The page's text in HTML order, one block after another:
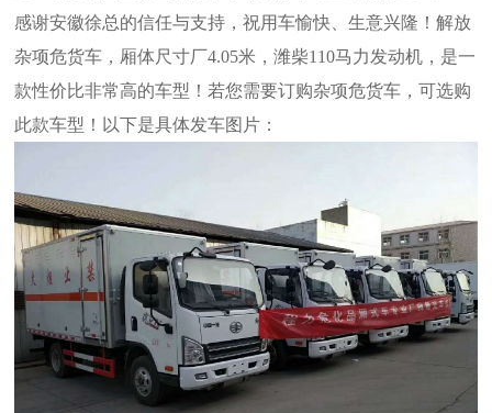
感谢安徽徐总的信任与支持，祝用车愉快、生意兴隆！解放
杂项危货车，厢体尺寸厂4.05米，潍柴110马力发动机，是一
款性价比非常高的车型！若您需要订购杂项危货车，可选购
此款车型！以下是具体发车图片：